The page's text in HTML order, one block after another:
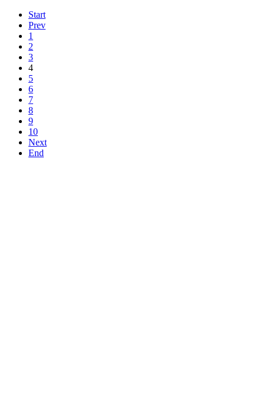
Start
Prev
1
2
3
4
5
6
7
8
9
10
Next
End